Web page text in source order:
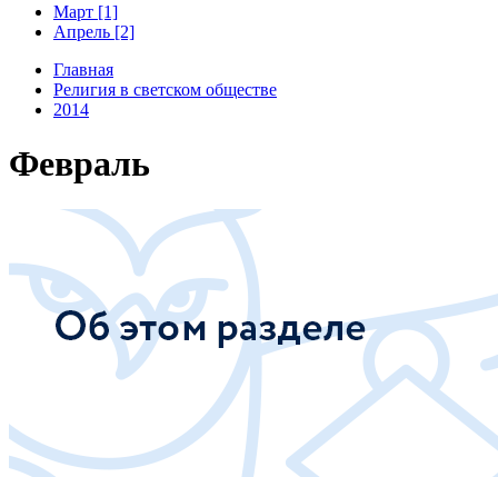
Март [1]
Апрель [2]
Главная
Религия в светском обществе
2014
Февраль